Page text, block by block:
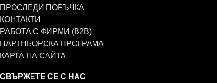
ПРОСЛЕДИ ПОРЪЧКА
КОНТАКТИ
РАБОТА С ФИРМИ (B2B)
ПАРТНЬОРСКА ПРОГРАМА
КАРТА НА САЙТА
СВЪРЖЕТЕ СЕ С НАС